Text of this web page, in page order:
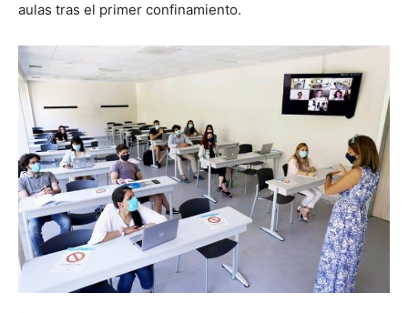
aulas tras el primer confinamiento.